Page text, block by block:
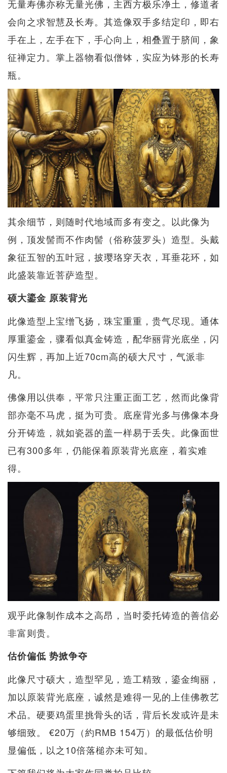
无量寿佛亦称无量光佛，主西方极乐净土，修道者
会向之求智慧及长寿。其造像双手多结定印，即右
手在上，左手在下，手心向上，相叠置于脐间，象
征禅定力。掌上器物看似僧钵，实应为钵形的长寿
瓶。
其余细节，则随时代地域而多有变之。以此像为
例，顶发髻而不作肉髻（俗称菠罗头）造型。头戴
象征五智的五叶冠，披璎珞穿天衣，耳垂花环，如
此盛装靠近菩萨造型。
硕大​​鎏金 原装背光
此像造型上宝缯飞扬，珠宝重重，贵气尽现。通体
厚重鎏金，骤看似真金铸造，配华丽背光底坐，闪
闪生辉，再加上近70cm高的硕大尺寸，气派非
凡。
佛像用以供奉，平常只注重正面工艺，然而此像背
部亦毫不马虎，挺为可贵。底座背光多与佛像本身
分开铸造，就如瓷器的盖一样易于丢失。此像面世
已有300多年，仍能保着原装背光底座，着实难
得。
观乎此像制作成本之高昂，当时委托铸造的善信必
非富则贵。
估价偏低 势掀争夺
此像尺寸硕大，造型罕见，造工精致，鎏金绚丽，
加以原装背光底座，诚然是难得一见的上佳佛教艺
术品。硬要鸡蛋里挑骨头的话，背后长发或许是未
够细致。 €20万（約RMB 154万）的最低估价明
显偏低，以之10倍落槌亦未可知。